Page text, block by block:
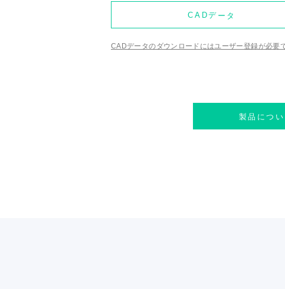
CADデータ
CADデータのダウンロードにはユーザー登録が必要で
製品につ